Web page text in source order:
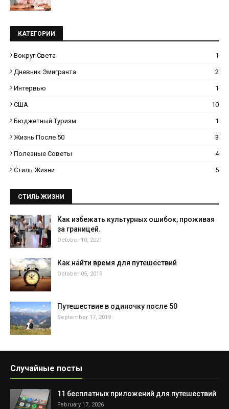
КАТЕГОРИИ
Вокруг Света 1
Дневник Эмигранта 2
Интервью 1
США 10
Бюджетный Туризм 1
Жизнь После 50 3
Полезные Советы 4
Стиль Жизни 5
СТИЛЬ ЖИЗНИ
Как избежать культурных ошибок, проживая
за границей.
October 10, 2021
Как найти время для путешествий
October 05, 2019
Путешествие в одиночку после 50
September 17, 2019
Случайные посты
11 бесплатных приложений для путешествий
February 17, 2026